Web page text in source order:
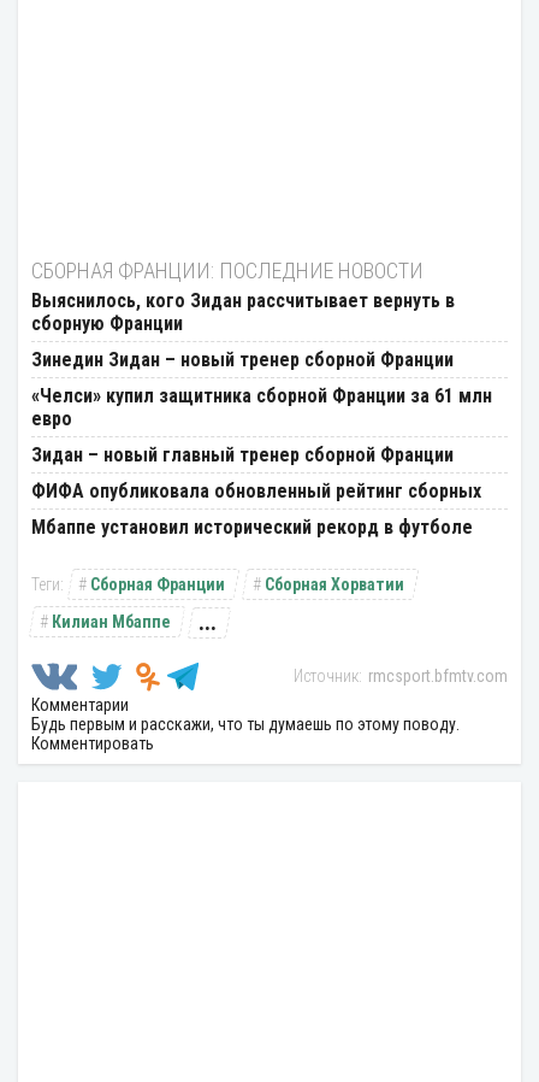
СБОРНАЯ ФРАНЦИИ: ПОСЛЕДНИЕ НОВОСТИ
Выяснилось, кого Зидан рассчитывает вернуть в
сборную Франции
Зинедин Зидан – новый тренер сборной Франции
«Челси» купил защитника сборной Франции за 61 млн
евро
Зидан – новый главный тренер сборной Франции
ФИФА опубликовала обновленный рейтинг сборных
Мбаппе установил исторический рекорд в футболе
Сборная Франции
Сборная Хорватии
Килиан Мбаппе
...
rmcsport.bfmtv.com
Комментарии
Будь первым и расскажи, что ты думаешь по этому поводу.
Комментировать